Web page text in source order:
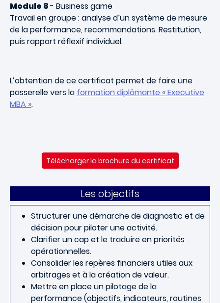
Module 8- Business game
Travail en groupe : analyse d’un système de mesure
de la performance, recommandations. Restitution,
puis rapport réflexif individuel.
L’obtention de ce certificat permet de faire une
passerelle vers la formation diplômante « Executive
MBA ».
Télécharger la brochure du certificat
Les objectifs
Structurer une démarche de diagnostic et de
décision pour piloter une activité.
Clarifier un cap et le traduire en priorités
opérationnelles.
Consolider les repères financiers utiles aux
arbitrages et à la création de valeur.
Mettre en place un pilotage de la
performance (objectifs, indicateurs, routines